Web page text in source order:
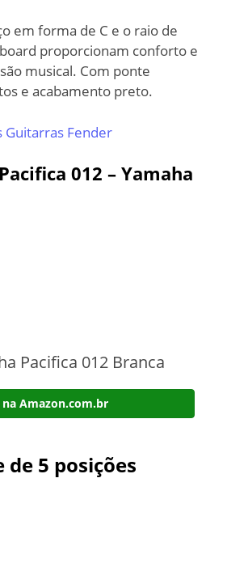
em forma de C e o raio de
proporcionam conforto e
musical. Com ponte
e acabamento preto.
Guitarras Fender
012 – Yamaha
Pacifica 012 Branca
na Amazon.com.br
5 posições